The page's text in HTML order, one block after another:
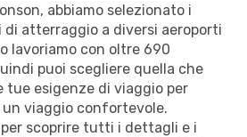
abbiamo selezionato i
di atterraggio a diversi aeroporti
lavoriamo con oltre 690
puoi scegliere quella che
tue esigenze di viaggio per
un viaggio confortevole.
scoprire tutti i dettagli e i